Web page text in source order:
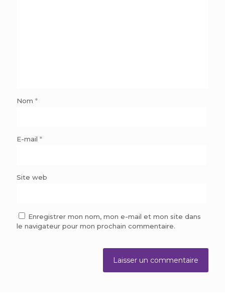
Nom *
E-mail *
Site web
Enregistrer mon nom, mon e-mail et mon site dans
le navigateur pour mon prochain commentaire.